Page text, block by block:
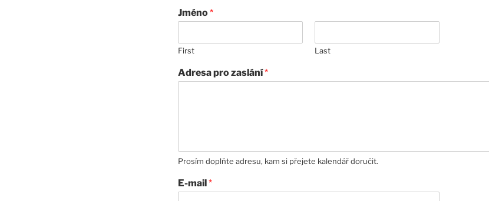
Jméno*
First Last
Adresa pro zaslání*
Prosím doplňte adresu, kam si přejete kalendář doručit.
E-mail*